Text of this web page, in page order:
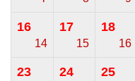
16
14
17
15
18
16
23 24 25